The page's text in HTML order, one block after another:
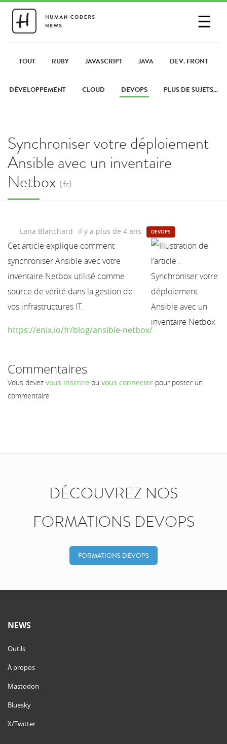
☰
PARTAGER UN LIEN
TOUT RUBY JAVASCRIPT JAVA DEV. FRONT
DÉVELOPPEMENT CLOUD DEVOPS PLUS DE SUJETS...
Synchroniser votre déploiement
Ansible avec un inventaire
Netbox (fr)
Lana Blanchard il y a plus de 4 ans DEVOPS
Cet article explique comment
synchroniser Ansible avec votre
inventaire Netbox utilisé comme
source de vérité dans la gestion de
vos infrastructures IT.
https://enix.io/fr/blog/ansible-netbox/
Commentaires
Vous devez vous inscrire ou vous connecter pour poster un
commentaire
DÉCOUVREZ NOS
FORMATIONS DEVOPS
FORMATIONS DEVOPS
NEWS
Outils
À propos
Mastodon
Bluesky
X/Twitter